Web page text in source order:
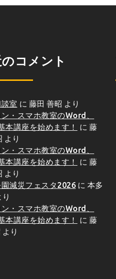
コメント
室 に 藤田 善昭 より
・スマホ教室のWord、
本講座を始めます！
に 藤
より
・スマホ教室のWord、
本講座を始めます！
に 藤
より
減災フェスタ2026 に 本多
り
・スマホ教室のWord、
本講座を始めます！
に 藤
より